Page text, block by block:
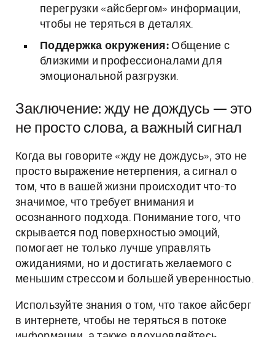
перегрузки «айсбергом» информации,
чтобы не теряться в деталях.
Поддержка окружения: Общение с
близкими и профессионалами для
эмоциональной разгрузки.
Заключение: жду не дождусь — это
не просто слова, а важный сигнал
Когда вы говорите «жду не дождусь», это не
просто выражение нетерпения, а сигнал о
том, что в вашей жизни происходит что-то
значимое, что требует внимания и
осознанного подхода. Понимание того, что
скрывается под поверхностью эмоций,
помогает не только лучше управлять
ожиданиями, но и достигать желаемого с
меньшим стрессом и большей уверенностью.
Используйте знания о том, что такое айсберг
в интернете, чтобы не теряться в потоке